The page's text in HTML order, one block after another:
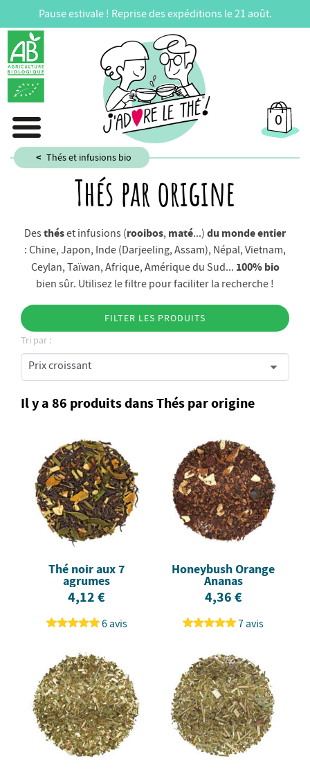
Pause estivale ! Reprise des expéditions le 21 août.
0
Thés et infusions bio
Thés par origine
Desthéset infusions (rooibos, maté...) du monde entier
: Chine, Japon, Inde (Darjeeling, Assam), Népal, Vietnam,
Ceylan, Taïwan, Afrique, Amérique du Sud... 100% bio
bien sûr. Utilisez le filtre pour faciliter la recherche !
FILTER LES PRODUITS
Tri par :
Il y a 86 produits dans Thés par origine
Thé noir aux 7
agrumes
4,12 €
6 avis
Honeybush Orange
Ananas
4,36 €
7 avis